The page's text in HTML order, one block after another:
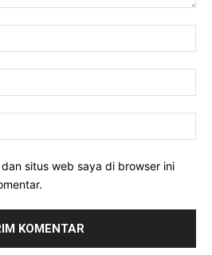
situs web saya di browser ini